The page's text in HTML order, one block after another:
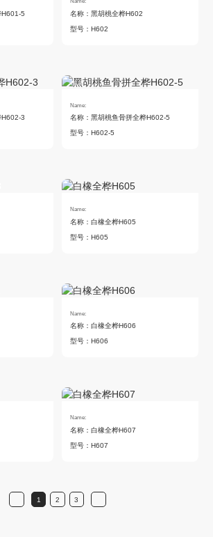
H601-5
名称：黑胡桃全桦H602
型号：H602
H602-3
Name:
名称：黑胡桃鱼骨拼全桦H602-5
型号：H602-5
Name:
名称：白橡全桦H605
型号：H605
Name:
名称：白橡全桦H606
型号：H606
Name:
名称：白橡全桦H607
型号：H607
1 2 3